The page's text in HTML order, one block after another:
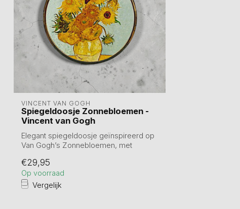
VINCENT VAN GOGH
Spiegeldoosje Zonnebloemen -
Vincent van Gogh
Elegant spiegeldoosje geïnspireerd op
Van Gogh’s Zonnebloemen, met
€29,95
Op voorraad
Vergelijk